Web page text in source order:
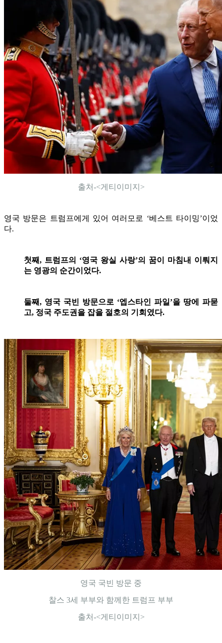
출처-<게티이미지>
영국 방문은 트럼프에게 있어 여러모로 ‘베스트 타이밍’이었
다.
첫째, 트럼프의 ‘영국 왕실 사랑’의 꿈이 마침내 이뤄지
는 영광의 순간이었다.
둘째, 영국 국빈 방문으로 ‘엡스타인 파일’을 땅에 파묻
고, 정국 주도권을 잡을 절호의 기회였다.
영국 국빈 방문 중
찰스 3세 부부와 함께한 트럼프 부부
출처-<게티이미지>